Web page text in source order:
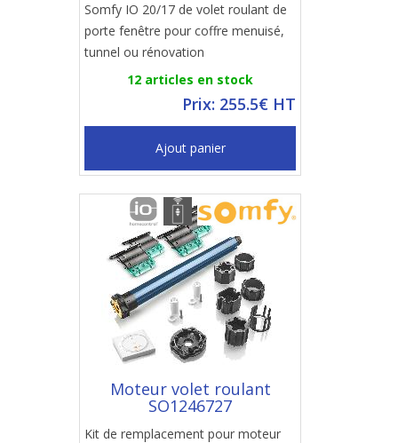
Somfy IO 20/17 de volet roulant de
porte fenêtre pour coffre menuisé,
tunnel ou rénovation
12 articles en stock
Prix: 255.5€ HT
Ajout panier
Moteur volet roulant
SO1246727
Kit de remplacement pour moteur